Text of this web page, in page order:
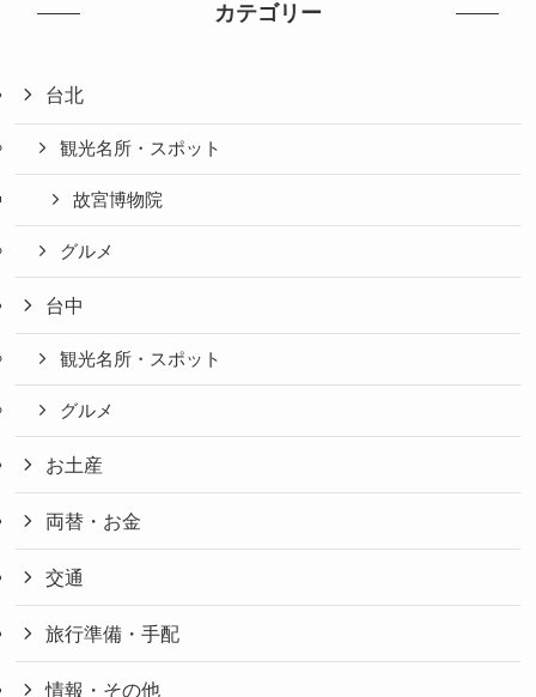
カテゴリー
台北
観光名所・スポット
故宮博物院
グルメ
台中
観光名所・スポット
グルメ
お土産
両替・お金
交通
旅行準備・手配
情報・その他